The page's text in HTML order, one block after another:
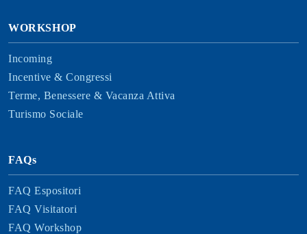
WORKSHOP
Incoming
Incentive & Congressi
Terme, Benessere & Vacanza Attiva
Turismo Sociale
FAQs
FAQ Espositori
FAQ Visitatori
FAQ Workshop